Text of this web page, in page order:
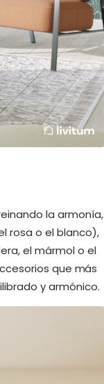
la armonía,
rosa o el blanco),
el mármol o el
que más
y armónico.